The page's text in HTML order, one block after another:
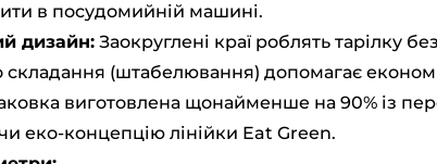
в посудомийній машині.
дизайн: Заокруглені краї роблять тарілку
складання (штабелювання) допомагає
виготовлена щонайменше на 90% із
еко-концепцію лінійки Eat Green.